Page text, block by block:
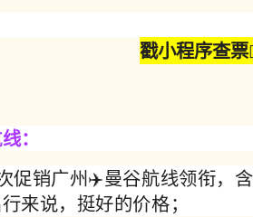
戳小程序查票
：
促销广州✈️曼谷航线领衔，
来说，挺好的价格；